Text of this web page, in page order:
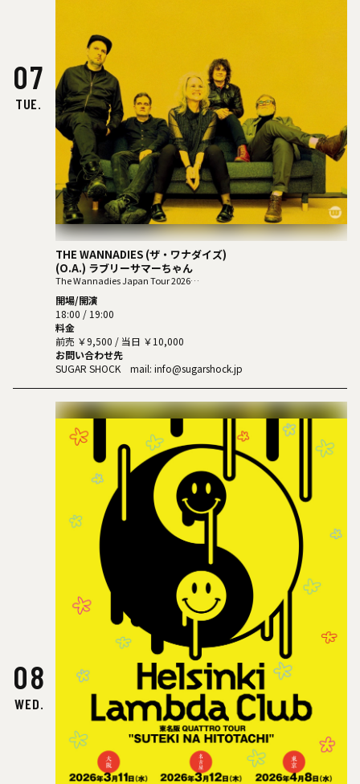
07
TUE.
THE WANNADIES (ザ・ワナダイズ)
(O.A.) ラブリーサマーちゃん
The Wannadies Japan Tour 2026
開場/開演
18:00 / 19:00
料金
前売 ￥9,500 / 当日 ￥10,000
お問い合わせ先
SUGAR SHOCK mail: info@sugarshock.jp
08
WED.